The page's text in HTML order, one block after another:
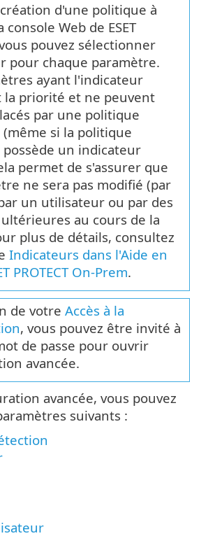
d'une politique à
Web de ESET
vous pouvez sélectionner
pour chaque paramètre.
ayant l'indicateur
la priorité et ne peuvent
par une politique
si la politique
un indicateur
permet de s'assurer que
ne sera pas modifié (par
un utilisateur ou par des
au cours de la
plus de détails, consultez
Indicateurs dans l'Aide en
PROTECT On-Prem.
de votre Accès à la
, vous pouvez être invité à
de passe pour ouvrir
avancée.
avancée, vous pouvez
suivants :